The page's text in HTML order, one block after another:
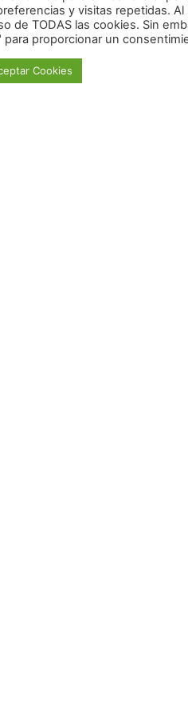
y visitas repetidas. Al
de TODAS las cookies. Sin
proporcionar un
Cookies